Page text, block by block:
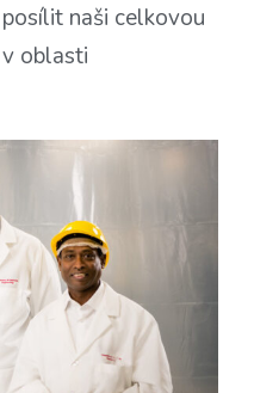
naši celkovou
oblasti